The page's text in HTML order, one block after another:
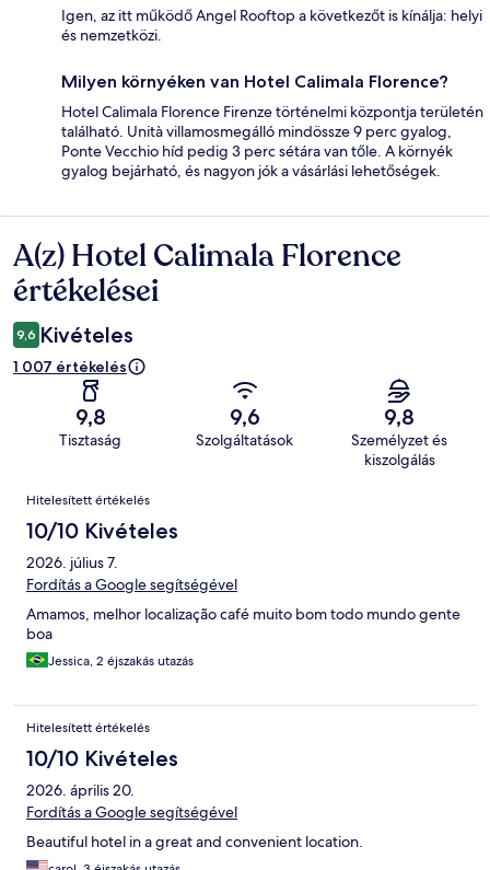
Igen, az itt működő Angel Rooftop a következőt is kínálja: helyi
és nemzetközi.
Milyen környéken van Hotel Calimala Florence?
Hotel Calimala Florence Firenze történelmi központja területén
található. Unità villamosmegálló mindössze 9 perc gyalog,
Ponte Vecchio híd pedig 3 perc sétára van tőle. A környék
gyalog bejárható, és nagyon jók a vásárlási lehetőségek.
Értékelések
A(z) Hotel Calimala Florence
értékelései
9,6 Kivételes
1 007 értékelés
9,8
Tisztaság
9,6
Szolgáltatások
9,8
Személyzet és
kiszolgálás
Értékelések
Hitelesített értékelés
10/10 Kivételes
2026. július 7.
Fordítás a Google segítségével
Amamos, melhor localização café muito bom todo mundo gente
boa
Jessica, 2 éjszakás utazás
Hitelesített értékelés
10/10 Kivételes
2026. április 20.
Fordítás a Google segítségével
Beautiful hotel in a great and convenient location.